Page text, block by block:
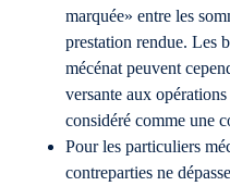
marquée» entre les
prestation rendue. Les
mécénat peuvent
versante aux
considéré comme une
Pour les particuliers
contreparties ne